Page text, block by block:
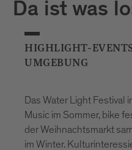
Da ist was
HIGHLIGHT-
UMGEBUNG
Das Water Light Festival
Music im Sommer, bike
der Weihnachtsmarkt
im Winter.